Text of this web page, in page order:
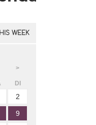
WEEK
>
DI
2
9